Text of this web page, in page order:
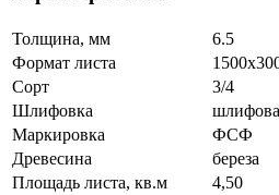
Толщина, мм
6.5
Формат листа
Сорт
3/4
Шлифовка
Маркировка
ФСФ
Древесина
береза
Площадь листа, кв.м
4,50